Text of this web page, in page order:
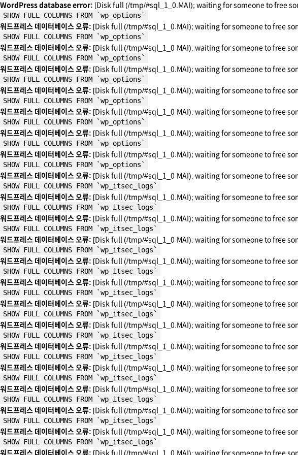
WordPress database error: [Disk full (/tmp/#sql_1_0.MAI); waiting for someone to free
SHOW FULL COLUMNS FROM `wp_options`
워드프레스 데이터베이스 오류: [Disk full (/tmp/#sql_1_0.MAI); waiting for someone to free
SHOW FULL COLUMNS FROM `wp_options`
워드프레스 데이터베이스 오류: [Disk full (/tmp/#sql_1_0.MAI); waiting for someone to free
SHOW FULL COLUMNS FROM `wp_options`
워드프레스 데이터베이스 오류: [Disk full (/tmp/#sql_1_0.MAI); waiting for someone to free
SHOW FULL COLUMNS FROM `wp_options`
워드프레스 데이터베이스 오류: [Disk full (/tmp/#sql_1_0.MAI); waiting for someone to free
SHOW FULL COLUMNS FROM `wp_options`
워드프레스 데이터베이스 오류: [Disk full (/tmp/#sql_1_0.MAI); waiting for someone to free
SHOW FULL COLUMNS FROM `wp_options`
워드프레스 데이터베이스 오류: [Disk full (/tmp/#sql_1_0.MAI); waiting for someone to free
SHOW FULL COLUMNS FROM `wp_options`
워드프레스 데이터베이스 오류: [Disk full (/tmp/#sql_1_0.MAI); waiting for someone to free
SHOW FULL COLUMNS FROM `wp_options`
워드프레스 데이터베이스 오류: [Disk full (/tmp/#sql_1_0.MAI); waiting for someone to free
SHOW FULL COLUMNS FROM `wp_itsec_logs`
워드프레스 데이터베이스 오류: [Disk full (/tmp/#sql_1_0.MAI); waiting for someone to free
SHOW FULL COLUMNS FROM `wp_itsec_logs`
워드프레스 데이터베이스 오류: [Disk full (/tmp/#sql_1_0.MAI); waiting for someone to free
SHOW FULL COLUMNS FROM `wp_itsec_logs`
워드프레스 데이터베이스 오류: [Disk full (/tmp/#sql_1_0.MAI); waiting for someone to free
SHOW FULL COLUMNS FROM `wp_itsec_logs`
워드프레스 데이터베이스 오류: [Disk full (/tmp/#sql_1_0.MAI); waiting for someone to free
SHOW FULL COLUMNS FROM `wp_itsec_logs`
워드프레스 데이터베이스 오류: [Disk full (/tmp/#sql_1_0.MAI); waiting for someone to free
SHOW FULL COLUMNS FROM `wp_itsec_logs`
워드프레스 데이터베이스 오류: [Disk full (/tmp/#sql_1_0.MAI); waiting for someone to free
SHOW FULL COLUMNS FROM `wp_itsec_logs`
워드프레스 데이터베이스 오류: [Disk full (/tmp/#sql_1_0.MAI); waiting for someone to free
SHOW FULL COLUMNS FROM `wp_itsec_logs`
워드프레스 데이터베이스 오류: [Disk full (/tmp/#sql_1_0.MAI); waiting for someone to free
SHOW FULL COLUMNS FROM `wp_itsec_logs`
워드프레스 데이터베이스 오류: [Disk full (/tmp/#sql_1_0.MAI); waiting for someone to free
SHOW FULL COLUMNS FROM `wp_itsec_logs`
워드프레스 데이터베이스 오류: [Disk full (/tmp/#sql_1_0.MAI); waiting for someone to free
SHOW FULL COLUMNS FROM `wp_itsec_logs`
워드프레스 데이터베이스 오류: [Disk full (/tmp/#sql_1_0.MAI); waiting for someone to free
SHOW FULL COLUMNS FROM `wp_itsec_logs`
워드프레스 데이터베이스 오류: [Disk full (/tmp/#sql_1_0.MAI); waiting for someone to free
SHOW FULL COLUMNS FROM `wp_itsec_logs`
워드프레스 데이터베이스 오류: [Disk full (/tmp/#sql_1_0.MAI); waiting for someone to free